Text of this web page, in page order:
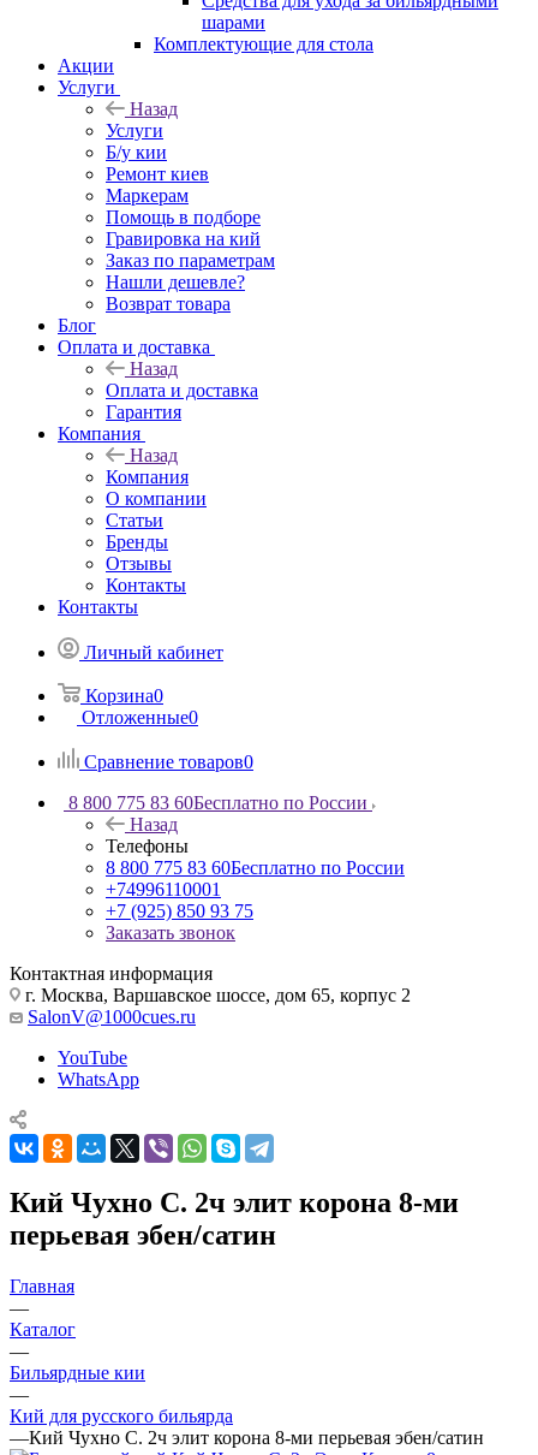
шарами
Комплектующие для стола
Акции
Услуги
Назад
Услуги
Б/у кии
Ремонт киев
Маркерам
Помощь в подборе
Гравировка на кий
Заказ по параметрам
Нашли дешевле?
Возврат товара
Блог
Оплата и доставка
Назад
Оплата и доставка
Гарантия
Компания
Назад
Компания
О компании
Статьи
Бренды
Отзывы
Контакты
Контакты
Личный кабинет
Корзина0
Отложенные0
Сравнение товаров0
8 800 775 83 60Бесплатно по России
Назад
Телефоны
8 800 775 83 60Бесплатно по России
+74996110001
+7 (925) 850 93 75
Заказать звонок
Контактная информация
г. Москва, Варшавское шоссе, дом 65, корпус 2
SalonV@1000cues.ru
YouTube
WhatsApp
Кий Чухно С. 2ч элит корона 8-ми
перьевая эбен/сатин
Главная
—
Каталог
—
Бильярдные кии
—
Кий для русского бильярда
—Кий Чухно С. 2ч элит корона 8-ми перьевая эбен/сатин